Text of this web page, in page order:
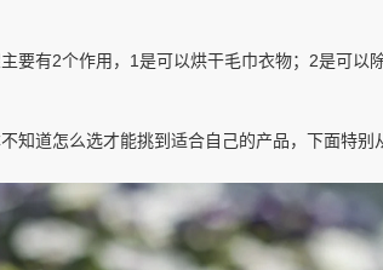
有2个作用，1是可以烘干毛巾衣物；2是可以
道怎么选才能挑到适合自己的产品，下面特